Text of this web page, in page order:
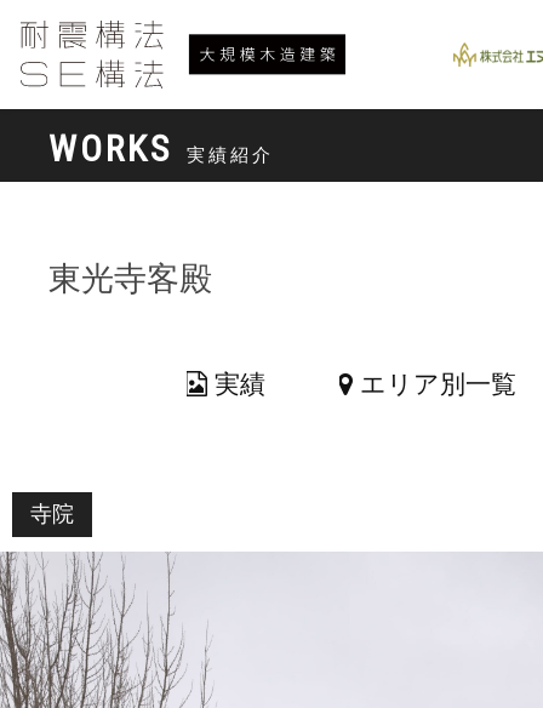
WORKS 実績紹介
東光寺客殿
実績 エリア別一覧
寺院